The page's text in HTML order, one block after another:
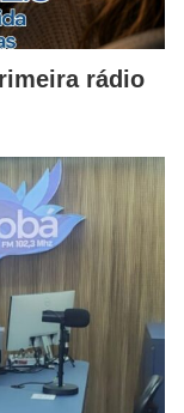
rádio